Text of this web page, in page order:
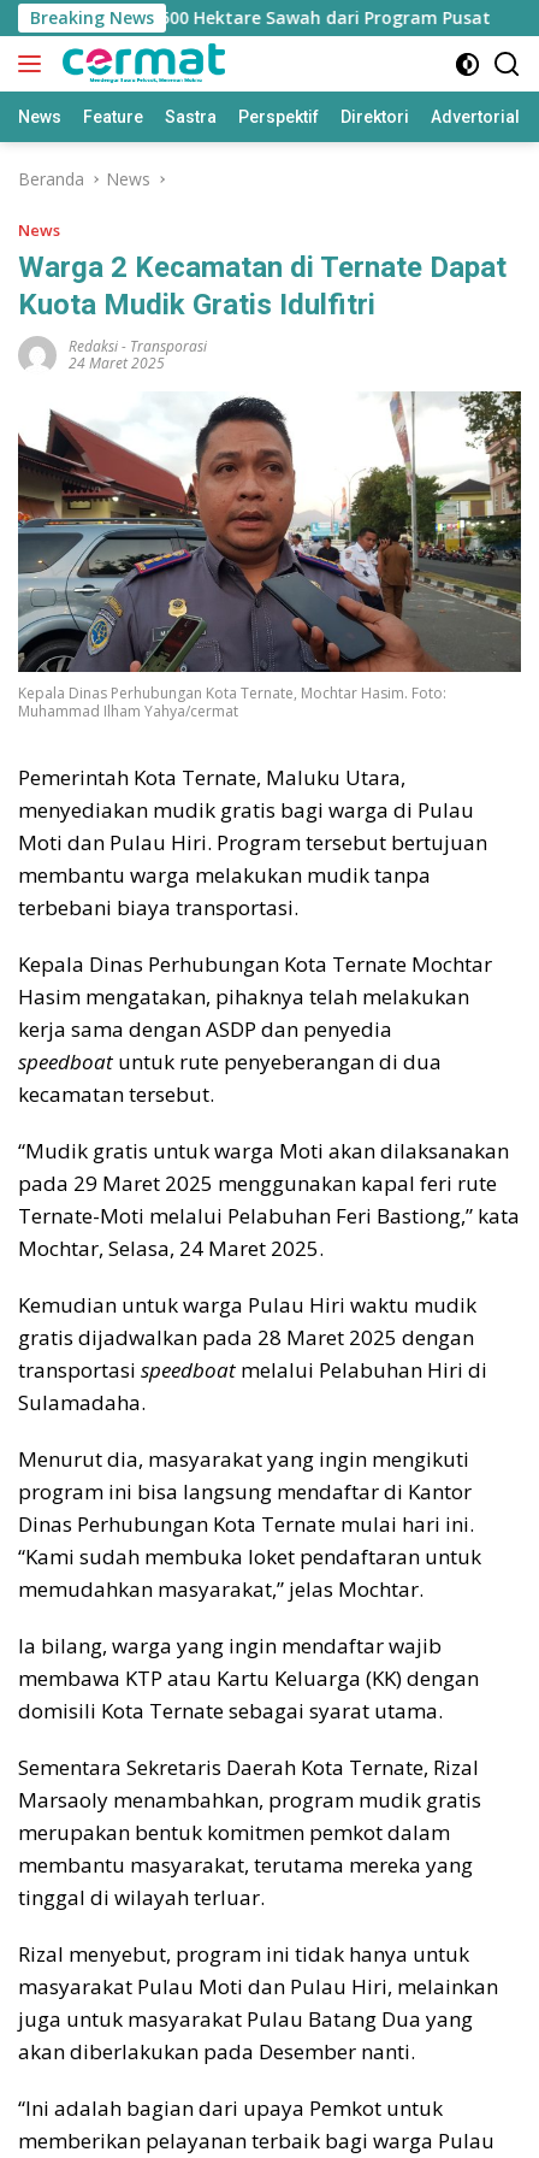
Langsung
ke
konten
Breaking News
Jatah 7.500 Hektare Sawah dari Program Pusat
News Feature Sastra Perspektif Direktori Advertorial
Beranda News
News
Warga 2 Kecamatan di Ternate Dapat
Kuota Mudik Gratis Idulfitri
Redaksi- Transporasi
24 Maret 2025
Kepala Dinas Perhubungan Kota Ternate, Mochtar Hasim. Foto:
Muhammad Ilham Yahya/cermat
Pemerintah Kota Ternate, Maluku Utara,
menyediakan mudik gratis bagi warga di Pulau
Moti dan Pulau Hiri. Program tersebut bertujuan
membantu warga melakukan mudik tanpa
terbebani biaya transportasi.
Kepala Dinas Perhubungan Kota Ternate Mochtar
Hasim mengatakan, pihaknya telah melakukan
kerja sama dengan ASDP dan penyedia
speedboat untuk rute penyeberangan di dua
kecamatan tersebut.
“Mudik gratis untuk warga Moti akan dilaksanakan
pada 29 Maret 2025 menggunakan kapal feri rute
Ternate-Moti melalui Pelabuhan Feri Bastiong,” kata
Mochtar, Selasa, 24 Maret 2025.
Kemudian untuk warga Pulau Hiri waktu mudik
gratis dijadwalkan pada 28 Maret 2025 dengan
transportasi speedboat melalui Pelabuhan Hiri di
Sulamadaha.
Menurut dia, masyarakat yang ingin mengikuti
program ini bisa langsung mendaftar di Kantor
Dinas Perhubungan Kota Ternate mulai hari ini.
“Kami sudah membuka loket pendaftaran untuk
memudahkan masyarakat,” jelas Mochtar.
Ia bilang, warga yang ingin mendaftar wajib
membawa KTP atau Kartu Keluarga (KK) dengan
domisili Kota Ternate sebagai syarat utama.
Sementara Sekretaris Daerah Kota Ternate, Rizal
Marsaoly menambahkan, program mudik gratis
merupakan bentuk komitmen pemkot dalam
membantu masyarakat, terutama mereka yang
tinggal di wilayah terluar.
Rizal menyebut, program ini tidak hanya untuk
masyarakat Pulau Moti dan Pulau Hiri, melainkan
juga untuk masyarakat Pulau Batang Dua yang
akan diberlakukan pada Desember nanti.
“Ini adalah bagian dari upaya Pemkot untuk
memberikan pelayanan terbaik bagi warga Pulau